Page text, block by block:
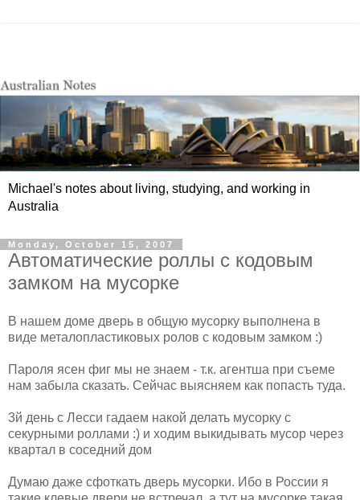
Michael's notes about living, studying, and working in
Australia
Monday, October 15, 2007
Автоматические роллы с кодовым
замком на мусорке
В нашем доме дверь в общую мусорку выполнена в
виде металопластиковых ролов с кодовым замком :)
Пароля ясен фиг мы не знаем - т.к. агентша при съеме
нам забыла сказать. Сейчас выясняем как попасть туда.
3й день с Лесси гадаем накой делать мусорку с
секурными роллами :) и ходим выкидывать мусор через
квартал в соседний дом
Думаю даже сфоткать дверь мусорки. Ибо в России я